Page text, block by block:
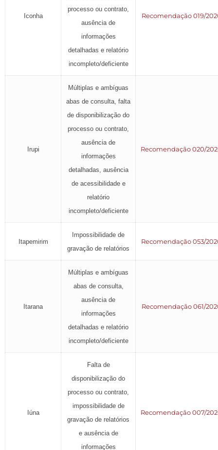
Iconha
processo ou contrato,
ausência de
informações
detalhadas e relatório
incompleto/deficiente
Recomendação 019/
Irupi
Múltiplas e ambíguas
abas de consulta, falta
de disponibilização do
processo ou contrato,
ausência de
informações
detalhadas, ausência
de acessibilidade e
relatório
incompleto/deficiente
Recomendação 020/
Itapemirim
Impossibilidade de
gravação de relatórios
Recomendação 053/
Itarana
Múltiplas e ambíguas
abas de consulta,
ausência de
informações
detalhadas e relatório
incompleto/deficiente
Recomendação 061/
Iúna
Falta de
disponibilização do
processo ou contrato,
impossibilidade de
gravação de relatórios
e ausência de
informações
Recomendação 007/